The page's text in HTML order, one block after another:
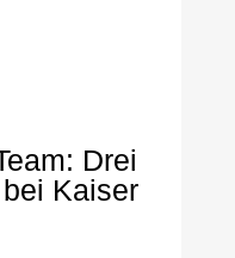
Drei
Kaiser